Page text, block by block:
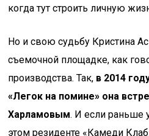
когда тут строить личную
Но и свою судьбу Кристина
съемочной площадке, как
производства. Так, в 2014
«Легок на помине» она
Харламовым. И если раньше
этом резиденте «Камеди